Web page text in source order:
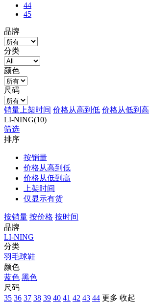
44
45
品牌
分类
颜色
尺码
销量 上架时间 价格从高到低 价格从低到高
LI-NING(10)
筛选
排序
按销量
价格从高到低
价格从低到高
上架时间
仅显示有货
按销量 按价格 按时间
品牌
LI-NING
分类
羽毛球鞋
颜色
蓝色 黑色
尺码
35 36 37 38 39 40 41 42 43 44 更多 收起